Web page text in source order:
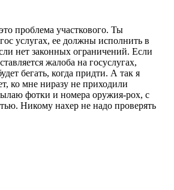
проблема участкового. Ты
услугах, ее должны исполнить в
нет законных ограничений. Если
жалоба на госуслугах,
бегать, когда придти. А так я
ко мне ниразу не приходили
фотки и номера оружия-рох, с
Никому нахер не надо проверять